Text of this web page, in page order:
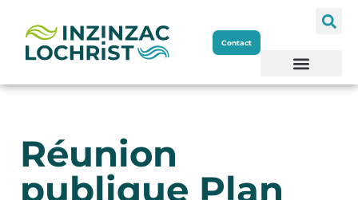
Aller
au
contenu
Contact
Réunion
publique Plan